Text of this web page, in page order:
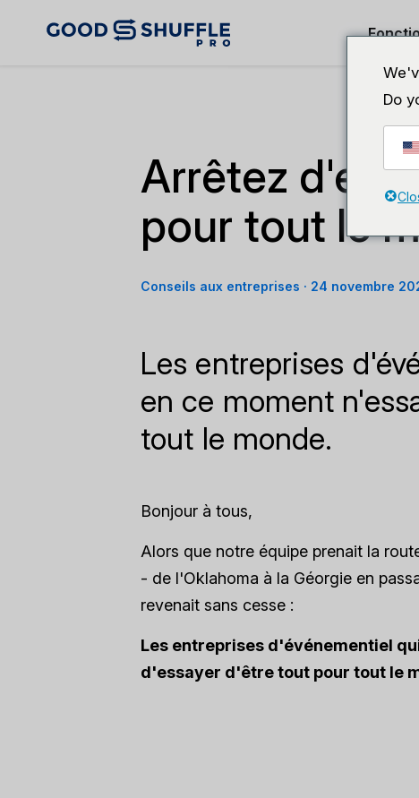
Arrêtez
pour tout le
Conseils aux entreprises · 24 novembre
Les entreprises
en ce moment
tout le monde.
Bonjour à tous,
Alors que notre équipe prenait la
- de l'Oklahoma à la Géorgie en
revenait sans cesse :
Les entreprises d'événementiel
d'essayer d'être tout pour tout le
Do